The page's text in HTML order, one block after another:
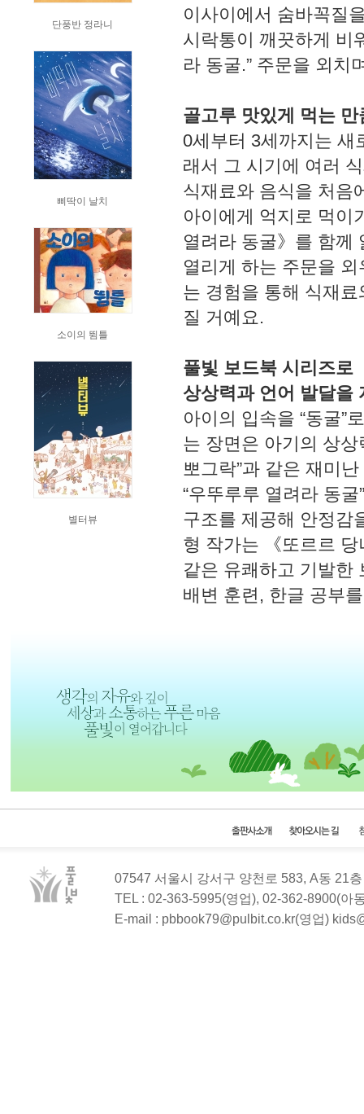
단풍반 정라니
삐딱이 날치
소이의 뜀틀
별터뷰
이사이에서 숨바꼭질
시락통이 깨끗하게 비
라 동굴.” 주문을 외
골고루 맛있게 먹는
0세부터 3세까지는 새
래서 그 시기에 여러
식재료와 음식을 처음
아이에게 억지로 먹이
열려라 동굴》를 함께
열리게 하는 주문을
는 경험을 통해 식재
질 거예요.
풀빛 보드북 시리즈로
상상력과 언어 발달을
아이의 입속을 “동굴”
는 장면은 아기의 상상
뽀그락”과 같은 재미
“우뚜루루 열려라 동
구조를 제공해 안정감
형 작가는 《또르르
같은 유쾌하고 기발한
배변 훈련, 한글 공부
07547 서울시 강서구 양천로 583, A동 21
TEL : 02-363-5995(영업), 02-362-8900(아
E-mail : pbbook79@pulbit.co.kr(영업)